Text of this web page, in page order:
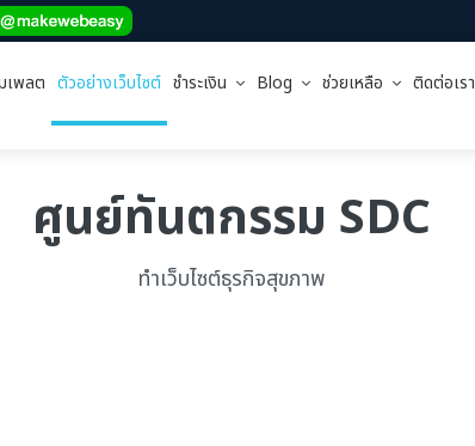
เพลต ตัวอย่างเว็บไซต์ ชำระเงิน Blog ช่วยเหลือ ติดต่อเรา
ศูนย์ทันตกรรม SDC
ทำเว็บไซต์ธุรกิจสุขภาพ